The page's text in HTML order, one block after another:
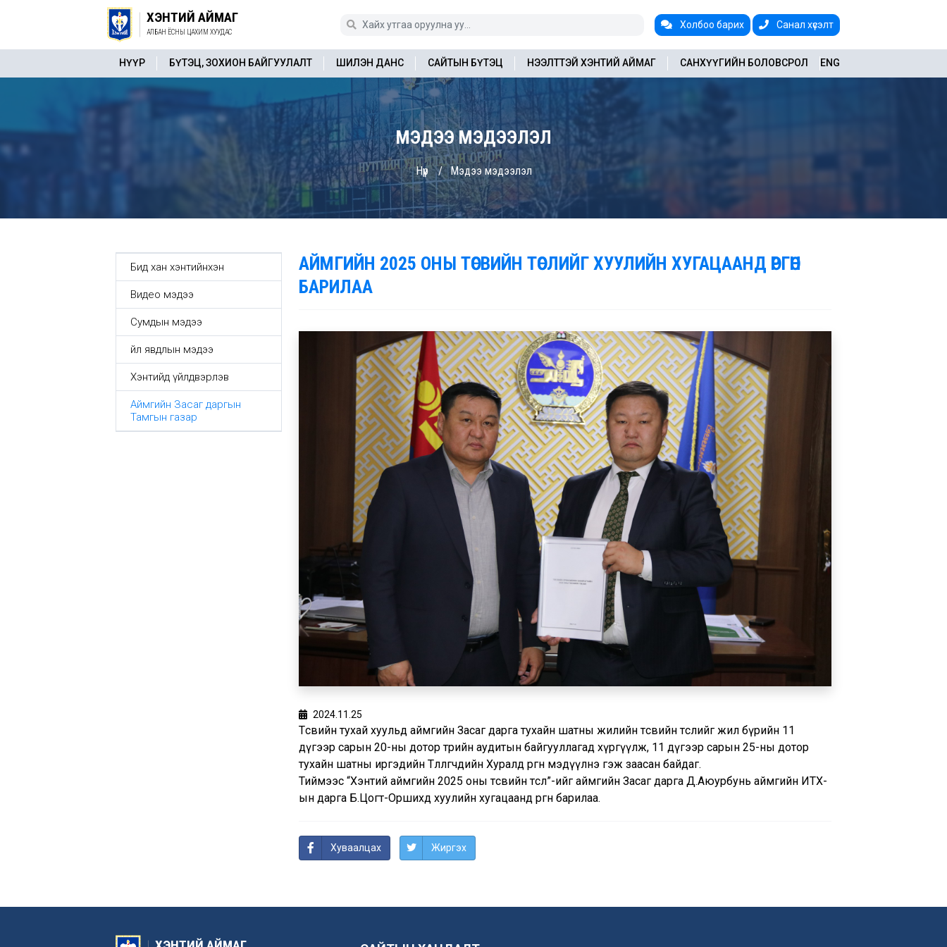
Холбоо барих Санал хүсэлт
ХЭНТИЙ АЙМАГ
АЛБАН ЁСНЫ ЦАХИМ ХУУДАС
ENG
НҮҮР БҮТЭЦ, ЗОХИОН БАЙГУУЛАЛТ ШИЛЭН ДАНС САЙТЫН БҮТЭЦ НЭЭЛТТЭЙ ХЭНТИЙ АЙМАГ САНХҮҮГИЙН БОЛОВСРОЛ
МЭДЭЭ МЭДЭЭЛЭЛ
Нүүр Мэдээ мэдээлэл
Бид хан хэнтийнхэн
Видео мэдээ
Сумдын мэдээ
Үйл явдлын мэдээ
Хэнтийд үйлдвэрлэв
Аймгийн Засаг даргын
Тамгын газар
АЙМГИЙН 2025 ОНЫ ТӨСВИЙН ТӨСЛИЙГ ХУУЛИЙН ХУГАЦААНД ӨРГӨН
БАРИЛАА
2024.11.25
Төсвийн тухай хуульд аймгийн Засаг дарга тухайн шатны жилийн төсвийн төслийг жил бүрийн 11
дүгээр сарын 20-ны дотор төрийн аудитын байгууллагад хүргүүлж, 11 дүгээр сарын 25-ны дотор
тухайн шатны иргэдийн Төлөөлөгчдийн Хуралд өргөн мэдүүлнэ гэж заасан байдаг.
Тиймээс “Хэнтий аймгийн 2025 оны төсвийн төсөл”-ийг аймгийн Засаг дарга Д.Аюурбунь аймгийн ИТХ-
ын дарга Б.Цогт-Оршихд хуулийн хугацаанд өргөн барилаа.
Хуваалцах Жиргэх